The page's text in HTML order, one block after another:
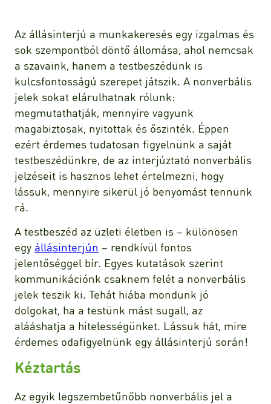
Az állásinterjú a munkakeresés egy izgalmas és
sok szempontból döntő állomása, ahol nemcsak
a szavaink, hanem a testbeszédünk is
kulcsfontosságú szerepet játszik. A nonverbális
jelek sokat elárulhatnak rólunk:
megmutathatják, mennyire vagyunk
magabiztosak, nyitottak és őszinték. Éppen
ezért érdemes tudatosan figyelnünk a saját
testbeszédünkre, de az interjúztató nonverbális
jelzéseit is hasznos lehet értelmezni, hogy
lássuk, mennyire sikerül jó benyomást tennünk
rá.
A testbeszéd az üzleti életben is – különösen
egy állásinterjún – rendkívül fontos
jelentőséggel bír. Egyes kutatások szerint
kommunikációnk csaknem felét a nonverbális
jelek teszik ki. Tehát hiába mondunk jó
dolgokat, ha a testünk mást sugall, az
alááshatja a hitelességünket. Lássuk hát, mire
érdemes odafigyelnünk egy állásinterjú során!
Kéztartás
Az egyik legszembetűnőbb nonverbális jel a